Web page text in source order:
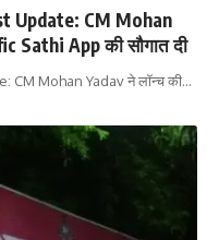
Update: CM Mohan
Sathi App की सौगात दी
Mohan Yadav ने लॉन्च की…